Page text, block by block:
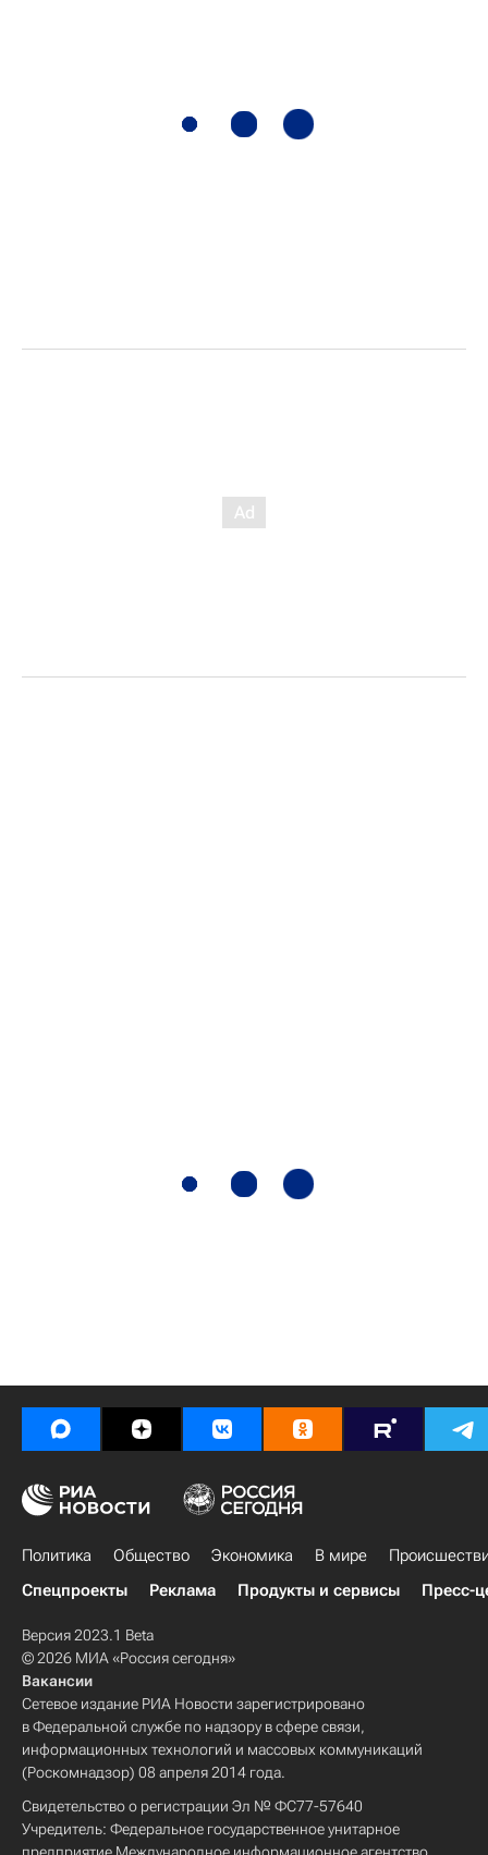
Политика Общество Экономика В мире
Спецпроекты
Реклама Продукты и сервисы Пресс-
Версия 2023.1 Beta
© 2026 МИА «Россия сегодня»
Вакансии
Сетевое издание РИА Новости зарегистрировано
в Федеральной службе по надзору в сфере связи,
информационных технологий и массовых коммуникаций
(Роскомнадзор) 08 апреля 2014 года.
Свидетельство о регистрации Эл № ФС77-57640
Учредитель: Федеральное государственное унитарное